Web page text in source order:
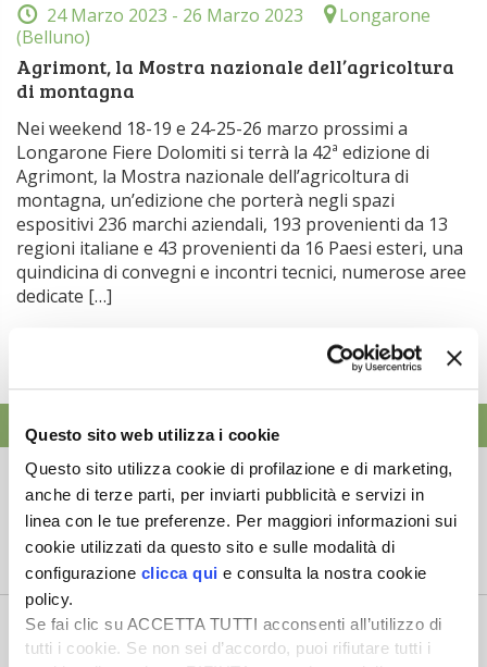
Questo sito web utilizza i cookie
Questo sito utilizza cookie di profilazione e di marketing,
anche di terze parti, per inviarti pubblicità e servizi in
linea con le tue preferenze. Per maggiori informazioni sui
cookie utilizzati da questo sito e sulle modalità di
configurazione clicca qui e consulta la nostra cookie
policy.
Se fai clic su ACCETTA TUTTI acconsenti all’utilizzo di
tutti i cookie. Se non sei d’accordo, puoi rifiutare tutti i
24 Marzo 2023 - 26 Marzo 2023
Longarone
(Belluno)
Agrimont, la Mostra nazionale dell’agricoltura
di montagna
Nei weekend 18-19 e 24-25-26 marzo prossimi a
Longarone Fiere Dolomiti si terrà la 42ª edizione di
Agrimont, la Mostra nazionale dell’agricoltura di
montagna, un’edizione che porterà negli spazi
espositivi 236 marchi aziendali, 193 provenienti da 13
regioni italiane e 43 provenienti da 16 Paesi esteri, una
quindicina di convegni e incontri tecnici, numerose aree
dedicate […]
ATTUALITÀ
Credito di imposta la 20% per il gasolio
agricolo da marzo a maggio
6 Agosto 2026
Arriva una boccata d’ossigeno fondamentale per il
comparto primario italiano,...
Il “ColtivaItalia” passa e va all’esame del
Senato